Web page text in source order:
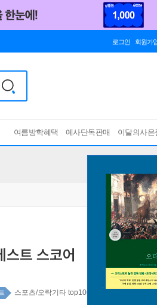
로그인 회원가
여름방학혜택 예사단독판매 이달의사은
스트 스코어
스포츠/오락기타 top100 4주